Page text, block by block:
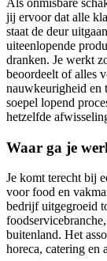
jij ervoor dat alle
staat de deur
uiteenlopende
dranken. Je werkt
beoordeelt of alles
nauwkeurigheid en
soepel lopend
hetzelfde
Waar ga je
Je komt terecht bij
voor food en
bedrijf uitgegroeid
buitenland. Het
horeca, catering en